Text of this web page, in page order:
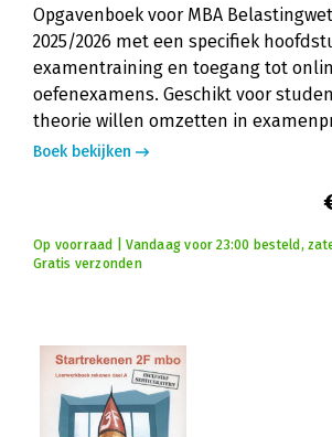
Opgavenboek voor MBA
2025/2026 met een specifiek
examentraining en toegang tot
oefenexamens. Geschikt voor
theorie willen omzetten in
Boek bekijken
Op voorraad | Vandaag voor 23:00 besteld,
Gratis verzonden